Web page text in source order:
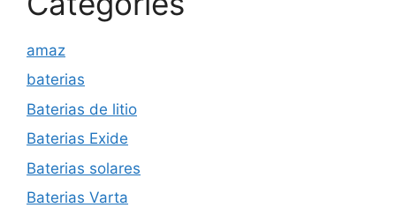
amaz
baterias
Baterias de litio
Baterias Exide
Baterias solares
Baterias Varta